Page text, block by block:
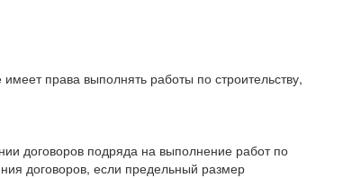
права выполнять работы по строительству,
договоров подряда на выполнение работ по
договоров, если предельный размер